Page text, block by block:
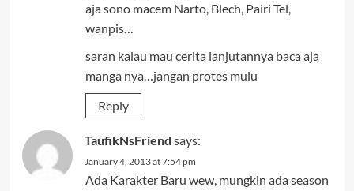
aja sono macem Narto, Blech, Pairi Tel,
wanpis…
saran kalau mau cerita lanjutannya baca aja
manga nya…jangan protes mulu
Reply
TaufikNsFriend says:
January 4, 2013 at 7:54 pm
Ada Karakter Baru wew, mungkin ada season